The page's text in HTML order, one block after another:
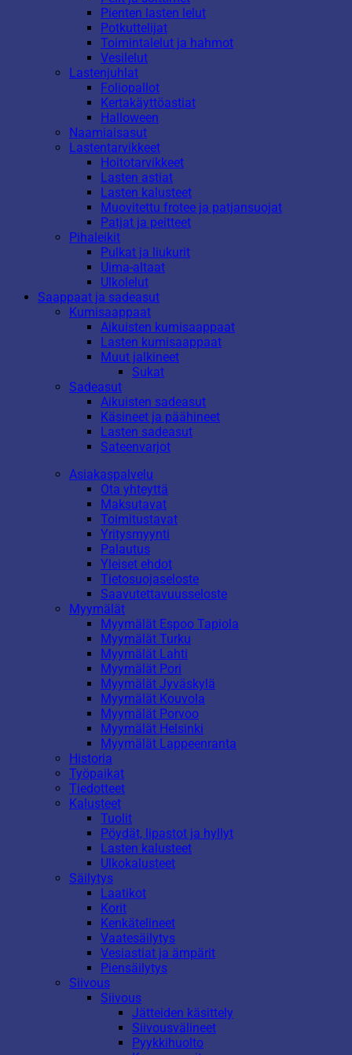
Pienten lasten lelut
Potkuttelijat
Toimintalelut ja hahmot
Vesilelut
Lastenjuhlat
Foliopallot
Kertakäyttöastiat
Halloween
Naamiaisasut
Lastentarvikkeet
Hoitotarvikkeet
Lasten astiat
Lasten kalusteet
Muovitettu frotee ja patjansuojat
Patjat ja peitteet
Pihaleikit
Pulkat ja liukurit
Uima-altaat
Ulkolelut
Saappaat ja sadeasut
Kumisaappaat
Aikuisten kumisaappaat
Lasten kumisaappaat
Muut jalkineet
Sukat
Sadeasut
Aikuisten sadeasut
Käsineet ja päähineet
Lasten sadeasut
Sateenvarjot
Asiakaspalvelu
Ota yhteyttä
Maksutavat
Toimitustavat
Yritysmyynti
Palautus
Yleiset ehdot
Tietosuojaseloste
Saavutettavuusseloste
Myymälät
Myymälät Espoo Tapiola
Myymälät Turku
Myymälät Lahti
Myymälät Pori
Myymälät Jyväskylä
Myymälät Kouvola
Myymälät Porvoo
Myymälät Helsinki
Myymälät Lappeenranta
Historia
Työpaikat
Tiedotteet
Kalusteet
Tuolit
Pöydät, lipastot ja hyllyt
Lasten kalusteet
Ulkokalusteet
Säilytys
Laatikot
Korit
Kenkätelineet
Vaatesäilytys
Vesiastiat ja ämpärit
Piensäilytys
Siivous
Siivous
Jätteiden käsittely
Siivousvälineet
Pyykkihuolto